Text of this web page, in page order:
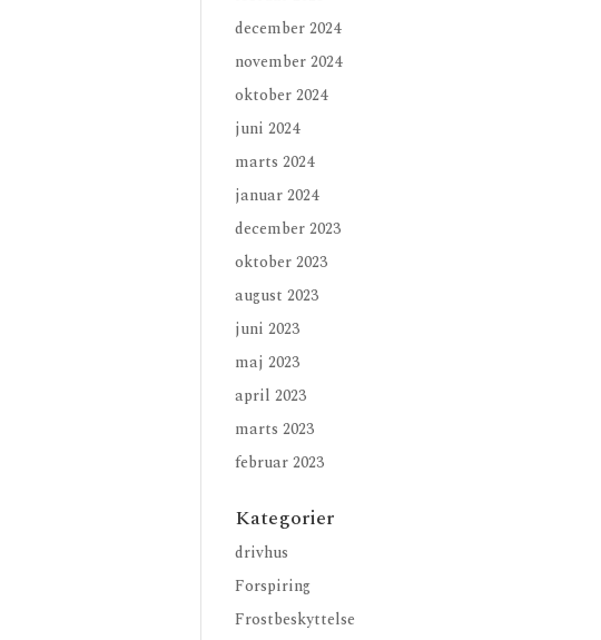
december 2024
november 2024
oktober 2024
juni 2024
marts 2024
januar 2024
december 2023
oktober 2023
august 2023
juni 2023
maj 2023
april 2023
marts 2023
februar 2023
Kategorier
drivhus
Forspiring
Frostbeskyttelse